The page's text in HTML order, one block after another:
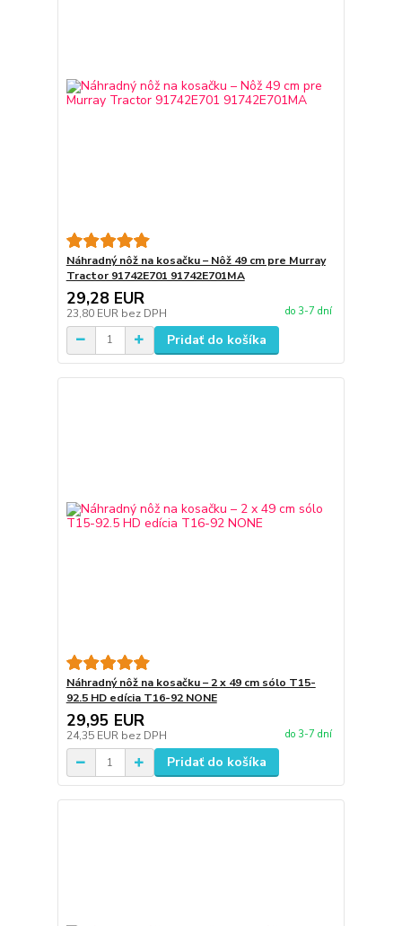
Náhradný nôž na kosačku – Nôž 49 cm pre Murray
Tractor 91742E701 91742E701MA
29,28 EUR
23,80 EUR bez DPH do 3-7 dní
Pridať do košíka
Náhradný nôž na kosačku – 2 x 49 cm sólo T15-
92.5 HD edícia T16-92 NONE
29,95 EUR
24,35 EUR bez DPH do 3-7 dní
Pridať do košíka